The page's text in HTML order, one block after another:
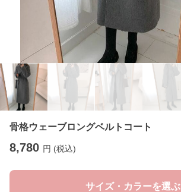
骨格ウェーブロングベルトコート
8,780 円 (税込)
サイズ・カラーを選ぶ